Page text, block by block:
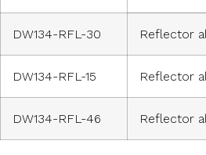
DW134-RFL-30 Reflector
DW134-RFL-15 Reflector
DW134-RFL-46 Reflector